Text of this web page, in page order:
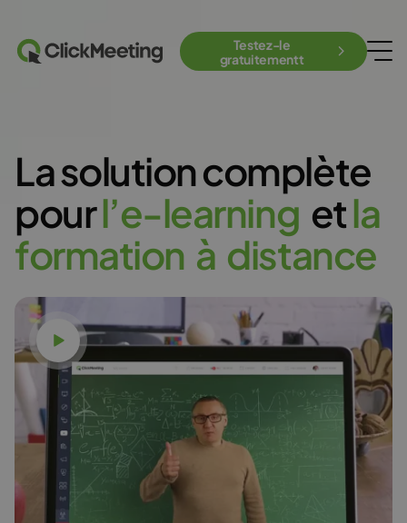
Testez-le
gratuitementt
Voir la vidéo
La solution complète
pourl’e-learning etla
formation à distance